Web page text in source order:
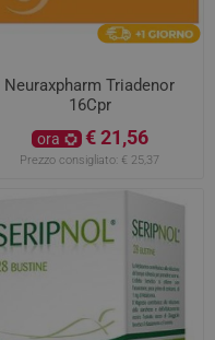
Neuraxpharm Triadenor
16Cpr
ora € 21,56
Prezzo consigliato: € 25,37